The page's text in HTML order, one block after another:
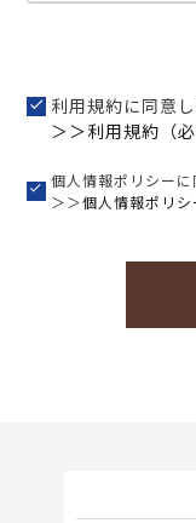
利用規約に同意
＞＞利用規約（
個人情報ポリシーに
＞＞個人情報ポリシ